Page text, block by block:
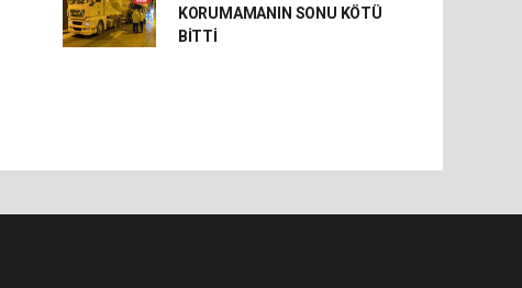
KORUMAMANIN SONU KÖTÜ
BİTTİ